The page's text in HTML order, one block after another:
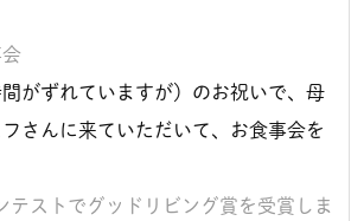
がずれていますが）のお祝いで、母
さんに来ていただいて、お食事会を
テストでグッドリビング賞を受賞しま